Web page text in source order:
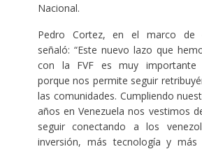
Nacional.
Pedro Cortez, en el marco de
señaló: “Este nuevo lazo que
con la FVF es muy importante
porque nos permite seguir
las comunidades. Cumpliendo
años en Venezuela nos vestimos
seguir conectando a los
inversión, más tecnología y más